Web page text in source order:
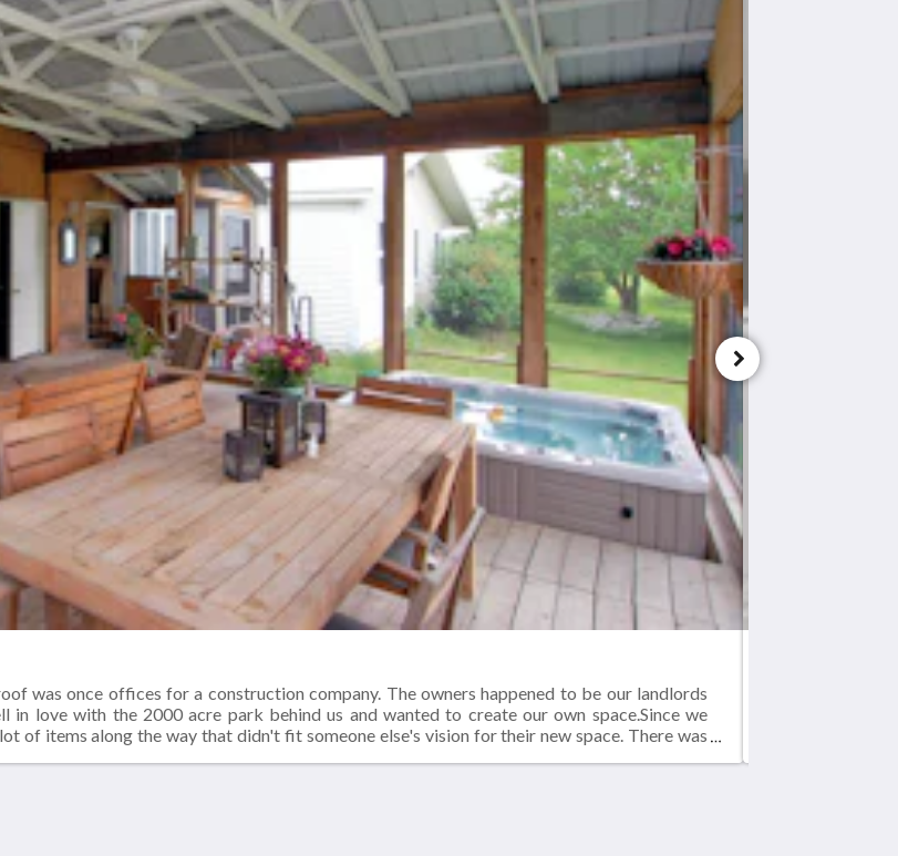
was once offices for a construction company. The owners happened to be our landlords
love with the 2000 acre park behind us and wanted to create our own space.Since we
of items along the way that didn't fit someone else's vision for their new space. There was